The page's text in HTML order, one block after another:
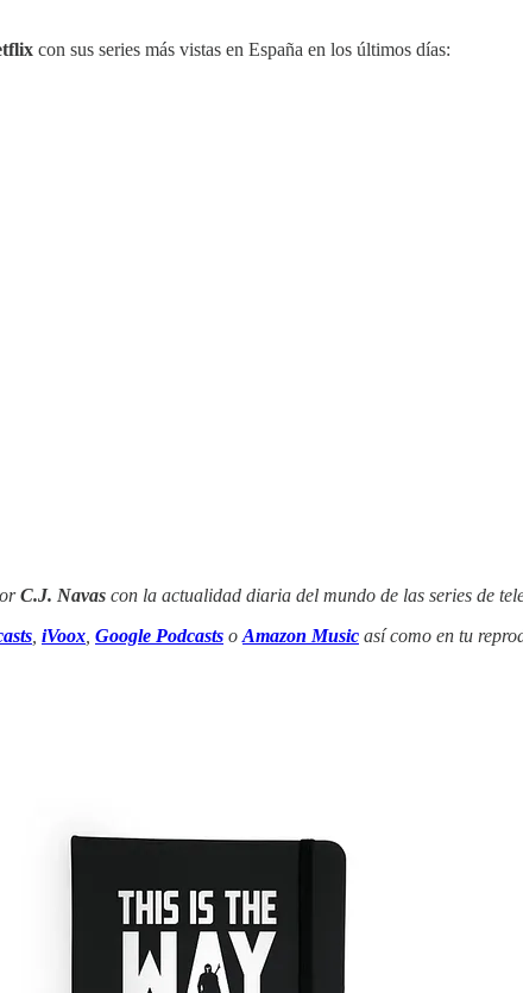
con sus series más vistas en España en los últimos días:
C.J. Navas con la actualidad diaria del mundo de las series de
iVoox Google Podcasts o Amazon Music así como en tu